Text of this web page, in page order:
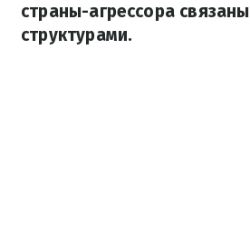
страны-агрессора
структурами.